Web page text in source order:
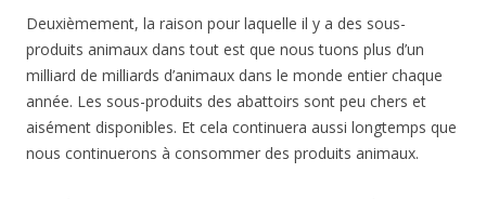
Deuxièmement, la raison pour laquelle il y a des sous-
produits animaux dans tout est que nous tuons plus d’un
milliard de milliards d’animaux dans le monde entier chaque
année. Les sous-produits des abattoirs sont peu chers et
aisément disponibles. Et cela continuera aussi longtemps que
nous continuerons à consommer des produits animaux.